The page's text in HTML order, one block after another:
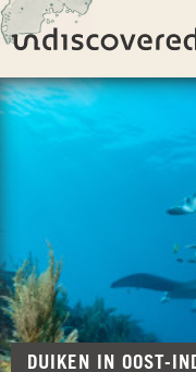
Ga naar inhoud
Undiscovered
DUIKEN IN OOST-